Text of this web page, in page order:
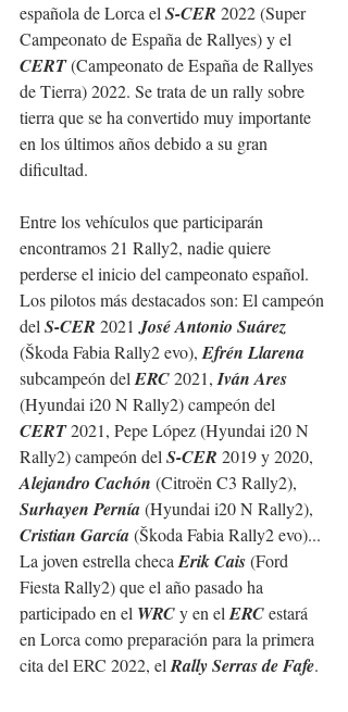
española de Lorca el S-CER 2022 (Super
Campeonato de España de Rallyes) y el
CERT (Campeonato de España de Rallyes
de Tierra) 2022. Se trata de un rally sobre
tierra que se ha convertido muy importante
en los últimos años debido a su gran
dificultad.
Entre los vehículos que participarán
encontramos 21 Rally2, nadie quiere
perderse el inicio del campeonato español.
Los pilotos más destacados son: El campeón
del S-CER 2021 José Antonio Suárez
(Škoda Fabia Rally2 evo), Efrén Llarena
subcampeón del ERC 2021, Iván Ares
(Hyundai i20 N Rally2) campeón del
CERT 2021, Pepe López (Hyundai i20 N
Rally2) campeón del S-CER 2019 y 2020,
Alejandro Cachón (Citroën C3 Rally2),
Surhayen Pernía (Hyundai i20 N Rally2),
Cristian García (Škoda Fabia Rally2 evo)...
La joven estrella checa Erik Cais (Ford
Fiesta Rally2) que el año pasado ha
participado en el WRC y en el ERC estará
en Lorca como preparación para la primera
cita del ERC 2022, el Rally Serras de Fafe.